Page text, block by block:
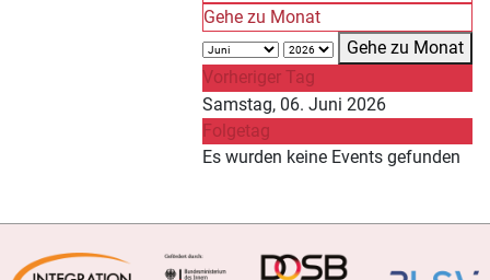
Gehe zu Monat
Gehe zu Monat
Vorheriger Tag
Samstag, 06. Juni 2026
Folgetag
Es wurden keine Events gefunden